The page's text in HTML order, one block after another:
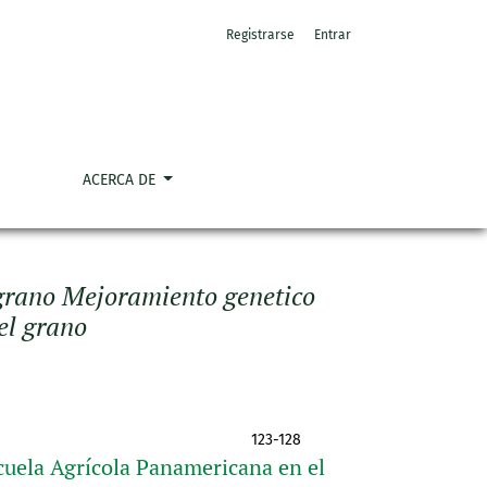
ACERCA DE
Registrarse Entrar
Mejoramiento genetico
grano
123-128
Agrícola Panamericana en el